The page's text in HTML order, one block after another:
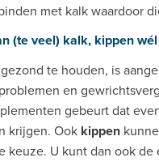
met kalk waardoor
(te veel) kalk, kippen wél
te houden, is
en
gebeurt dat
krijgen. Ook kippen
keuze. U kunt dan ook